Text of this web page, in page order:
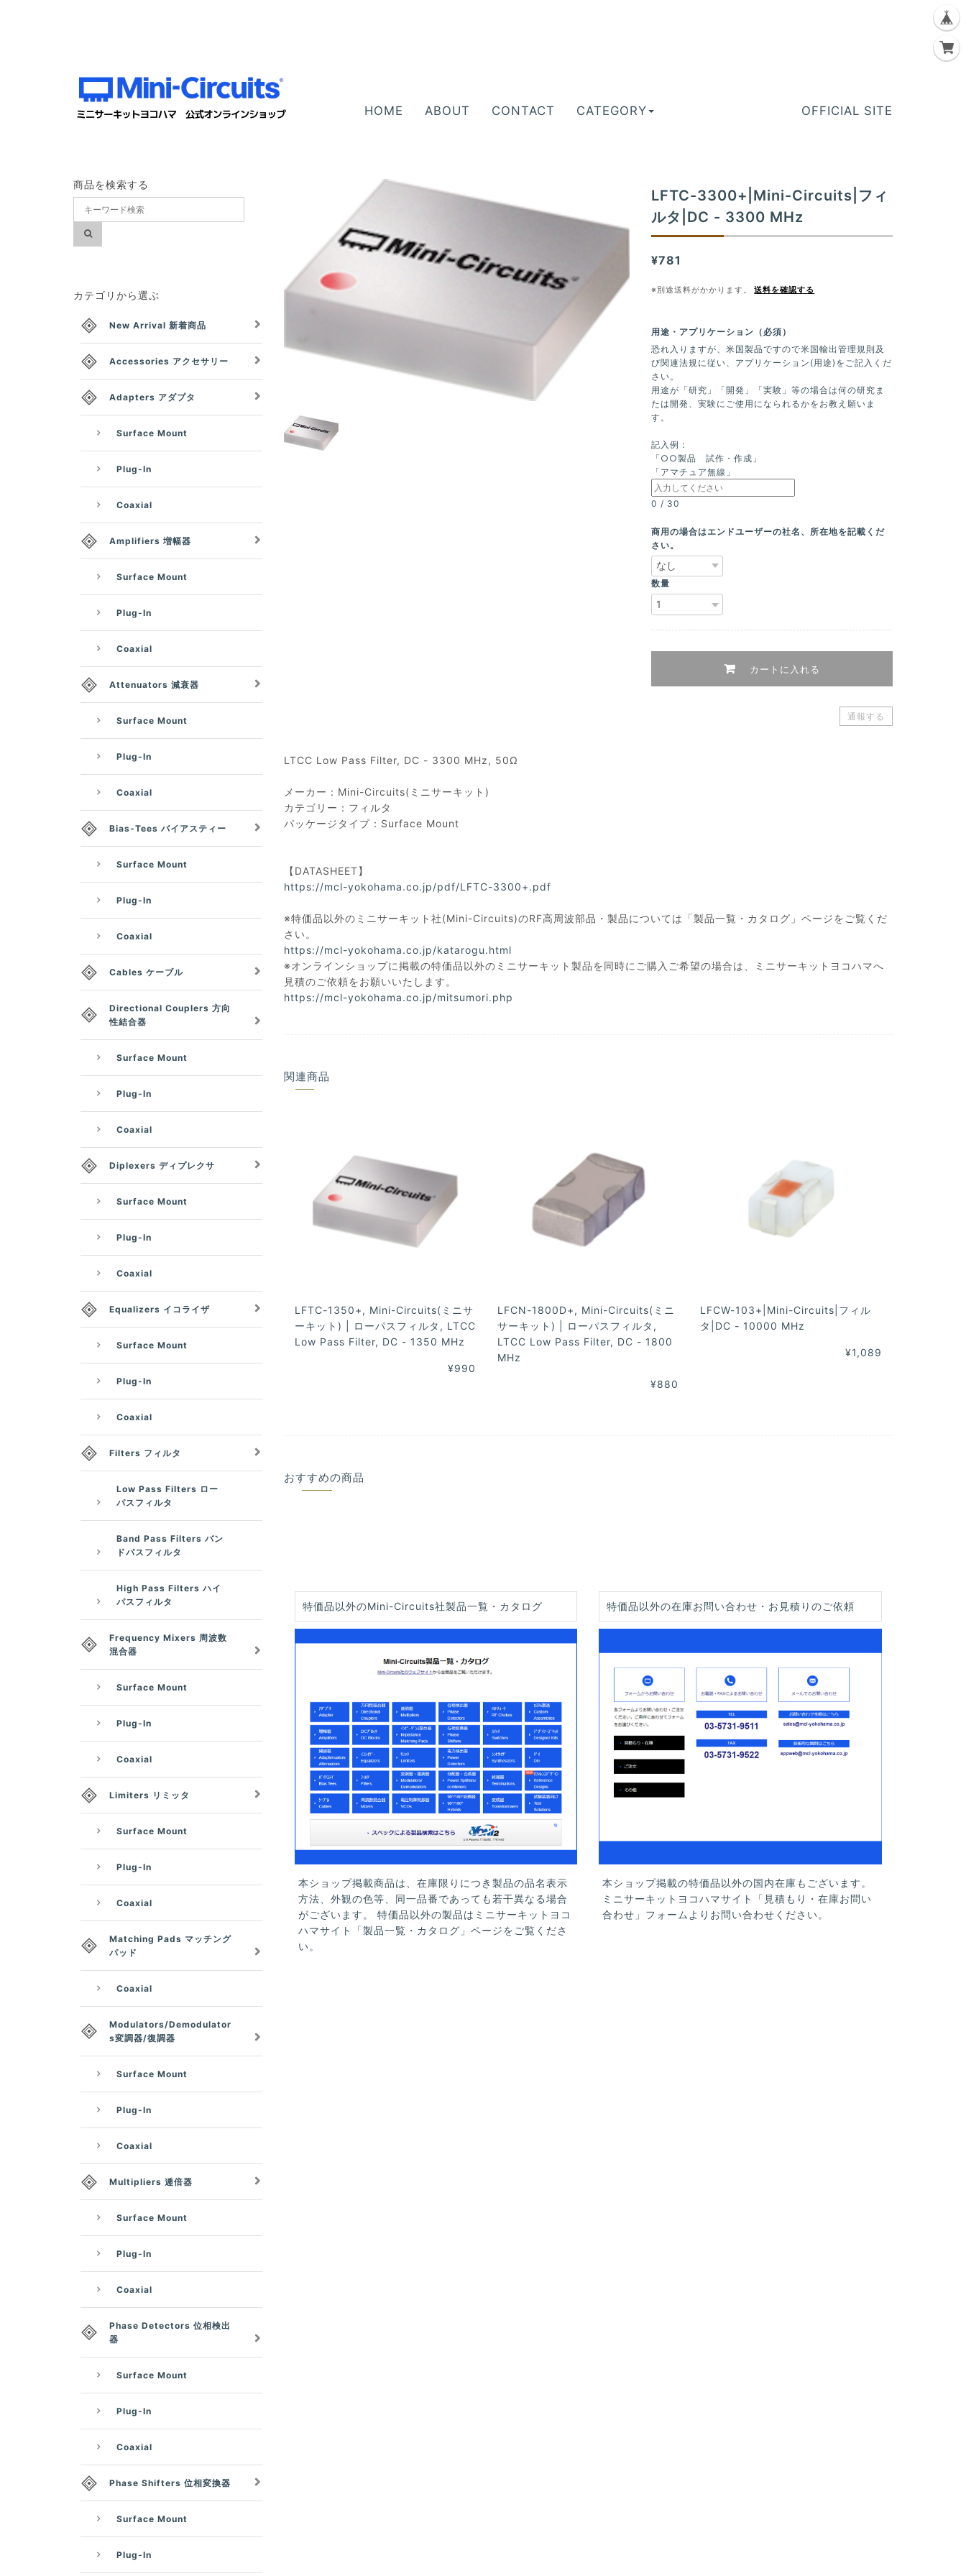
HOME ABOUT CONTACT CATEGORY OFFICIAL SITE
LFTC-3300+|Mini-Circuits|フィ
ルタ|DC - 3300 MHz
¥781
※別途送料がかかります。 送料を確認する
用途・アプリケーション（必須）
恐れ入りますが、米国製品ですので米国輸出管理規則及
び関連法規に従い、アプリケーション(用途)をご記入くだ
さい。
用途が「研究」「開発」「実験」等の場合は何の研究ま
たは開発、実験にご使用になられるかをお教え願いま
す。
記入例：
「○○製品 試作・作成」
「アマチュア無線」
0 / 30
商用の場合はエンドユーザーの社名、所在地を記載くだ
さい。
数量
カートに入れる
通報する
LTCC Low Pass Filter, DC - 3300 MHz, 50Ω
メーカー：Mini-Circuits(ミニサーキット)
カテゴリー：フィルタ
パッケージタイプ：Surface Mount
【DATASHEET】
https://mcl-yokohama.co.jp/pdf/LFTC-3300+.pdf
※特価品以外のミニサーキット社(Mini-Circuits)のRF高周波部品・製品については「製品一覧・カタログ」ページをご覧くだ
さい。
https://mcl-yokohama.co.jp/katarogu.html
※オンラインショップに掲載の特価品以外のミニサーキット製品を同時にご購入ご希望の場合は、ミニサーキットヨコハマへ
見積のご依頼をお願いいたします。
https://mcl-yokohama.co.jp/mitsumori.php
関連商品
LFTC-1350+, Mini-Circuits(ミニサ
ーキット) | ローパスフィルタ, LTCC
Low Pass Filter, DC - 1350 MHz
¥990
LFCN-1800D+, Mini-Circuits(ミニ
サーキット) | ローパスフィルタ,
LTCC Low Pass Filter, DC - 1800
MHz
¥880
LFCW-103+|Mini-Circuits|フィル
タ|DC - 10000 MHz
¥1,089
おすすめの商品
特価品以外のMini-Circuits社製品一覧・カタログ
本ショップ掲載商品は、在庫限りにつき製品の品名表示
方法、外観の色等、同一品番であっても若干異なる場合
がございます。 特価品以外の製品はミニサーキットヨコ
ハマサイト「製品一覧・カタログ」ページをご覧くださ
い。
特価品以外の在庫お問い合わせ・お見積りのご依頼
本ショップ掲載の特価品以外の国内在庫もございます。
ミニサーキットヨコハマサイト「見積もり・在庫お問い
合わせ」フォームよりお問い合わせください。
商品を検索する
カテゴリから選ぶ
New Arrival 新着商品
Accessories アクセサリー
Adapters アダプタ
Surface Mount
Plug-In
Coaxial
Amplifiers 増幅器
Surface Mount
Plug-In
Coaxial
Attenuators 減衰器
Surface Mount
Plug-In
Coaxial
Bias-Tees バイアスティー
Surface Mount
Plug-In
Coaxial
Cables ケーブル
Directional Couplers 方向
性結合器
Surface Mount
Plug-In
Coaxial
Diplexers ディプレクサ
Surface Mount
Plug-In
Coaxial
Equalizers イコライザ
Surface Mount
Plug-In
Coaxial
Filters フィルタ
Low Pass Filters ロー
パスフィルタ
Band Pass Filters バン
ドパスフィルタ
High Pass Filters ハイ
パスフィルタ
Frequency Mixers 周波数
混合器
Surface Mount
Plug-In
Coaxial
Limiters リミッタ
Surface Mount
Plug-In
Coaxial
Matching Pads マッチング
パッド
Coaxial
Modulators/Demodulator
s変調器/復調器
Surface Mount
Plug-In
Coaxial
Multipliers 逓倍器
Surface Mount
Plug-In
Coaxial
Phase Detectors 位相検出
器
Surface Mount
Plug-In
Coaxial
Phase Shifters 位相変換器
Surface Mount
Plug-In